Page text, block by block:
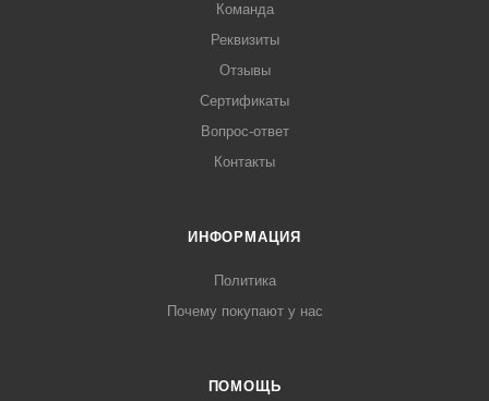
Команда
Реквизиты
Отзывы
Сертификаты
Вопрос-ответ
Контакты
ИНФОРМАЦИЯ
Политика
Почему покупают у нас
ПОМОЩЬ